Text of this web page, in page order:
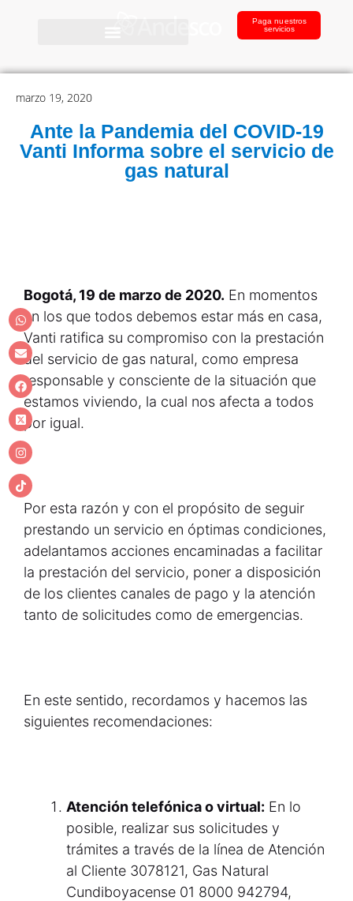
Paga nuestros
servicios
marzo 19, 2020
Ante la Pandemia del COVID-19
Vanti Informa sobre el servicio de
gas natural
Bogotá, 19 de marzo de 2020. En momentos
en los que todos debemos estar más en casa,
Vanti ratifica su compromiso con la prestación
del servicio de gas natural, como empresa
responsable y consciente de la situación que
estamos viviendo, la cual nos afecta a todos
por igual.
Por esta razón y con el propósito de seguir
prestando un servicio en óptimas condiciones,
adelantamos acciones encaminadas a facilitar
la prestación del servicio, poner a disposición
de los clientes canales de pago y la atención
tanto de solicitudes como de emergencias.
En este sentido, recordamos y hacemos las
siguientes recomendaciones:
Atención telefónica o virtual: En lo
posible, realizar sus solicitudes y
trámites a través de la línea de Atención
al Cliente 3078121, Gas Natural
Cundiboyacense 01 8000 942794,